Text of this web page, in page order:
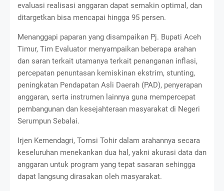
evaluasi realisasi anggaran dapat semakin optimal, dan
ditargetkan bisa mencapai hingga 95 persen.
Menanggapi paparan yang disampaikan Pj. Bupati Aceh
Timur, Tim Evaluator menyampaikan beberapa arahan
dan saran terkait utamanya terkait penanganan inflasi,
percepatan penuntasan kemiskinan ekstrim, stunting,
peningkatan Pendapatan Asli Daerah (PAD), penyerapan
anggaran, serta instrumen lainnya guna mempercepat
pembangunan dan kesejahteraan masyarakat di Negeri
Serumpun Sebalai.
Irjen Kemendagri, Tomsi Tohir dalam arahannya secara
keseluruhan menekankan dua hal, yakni akurasi data dan
anggaran untuk program yang tepat sasaran sehingga
dapat langsung dirasakan oleh masyarakat.